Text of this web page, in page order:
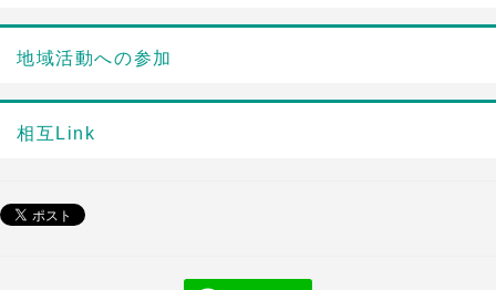
地域活動への参加
相互Link